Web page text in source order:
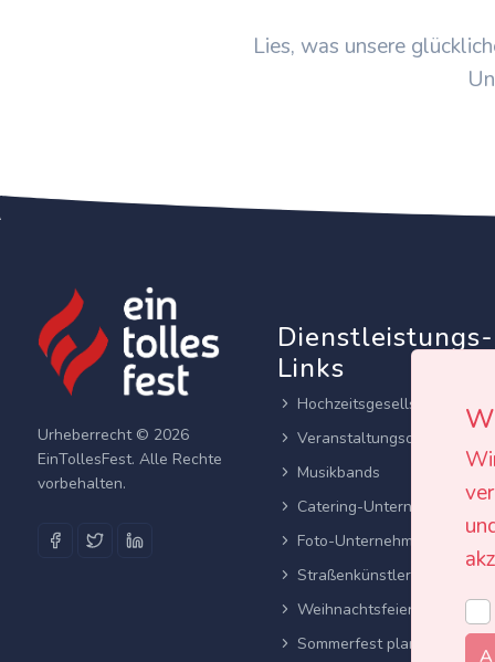
Lies, was unsere
Urheberrecht © 2026
EinTollesFest. Alle Rechte
vorbehalten.
Dienstleistungs-
Links
Hochzeitsgesellschaften
Veranstaltungsortes
Musikbands
Catering-Unternehmen
Foto-Unternehmen
Straßenkünstler
Weihnachtsfeier planen
Sommerfest planen